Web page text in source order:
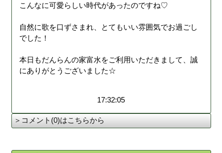
こんなに可愛らしい時代があったのですね♡
自然に歌を口ずさまれ、とてもいい雰囲気でお過ごし
でした！
本日もだんらんの家富水をご利用いただきまして、誠
にありがとうございました☆
17:32:05
＞コメント(0)はこちらから